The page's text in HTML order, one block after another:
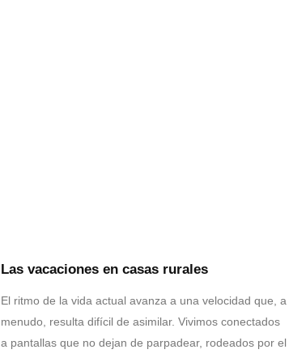
Las vacaciones en casas rurales
El ritmo de la vida actual avanza a una velocidad que, a
menudo, resulta difícil de asimilar. Vivimos conectados
a pantallas que no dejan de parpadear, rodeados por el